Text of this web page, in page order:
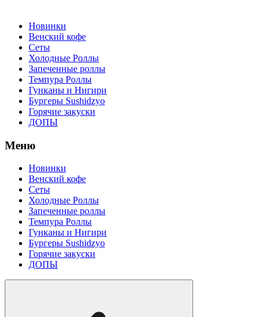
Новинки
Венский кофе
Сеты
Холодные Роллы
Запеченные роллы
Темпура Роллы
Гунканы и Нигири
Бургеры Sushidzyo
Горячие закуски
ДОПЫ
Меню
Новинки
Венский кофе
Сеты
Холодные Роллы
Запеченные роллы
Темпура Роллы
Гунканы и Нигири
Бургеры Sushidzyo
Горячие закуски
ДОПЫ